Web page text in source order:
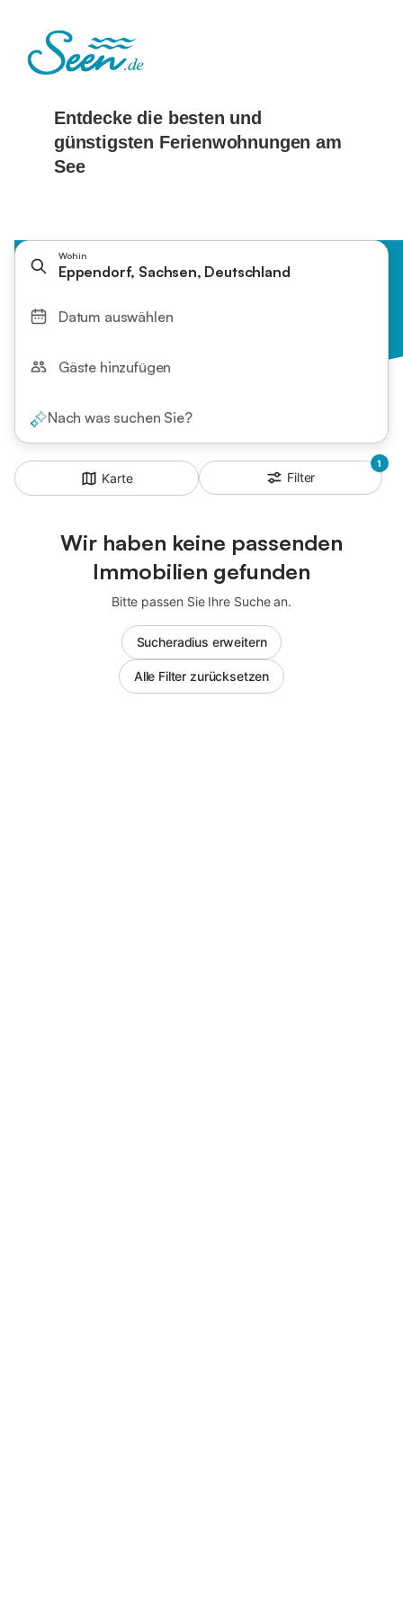
Wohin
Eppendorf, Sachsen, Deutschland
Datum auswählen
Gäste hinzufügen
Nach was suchen Sie?
Karte
1
Filter
Wir haben keine passenden
Immobilien gefunden
Bitte passen Sie Ihre Suche an.
Sucheradius erweitern
Alle Filter zurücksetzen